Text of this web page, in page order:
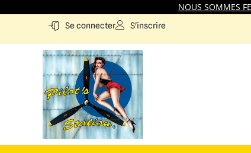
NOUS SOMMES
Se connecter S'inscrire